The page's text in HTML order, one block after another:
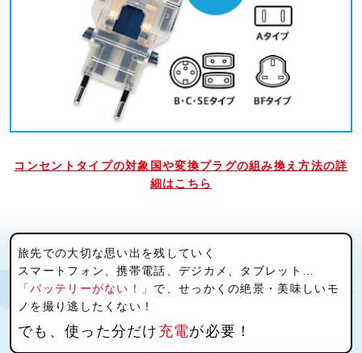
コンセントタイプの対象国や変換プラグの組み換え方法の詳
細はこちら
旅先での大切な思い出を残していく
スマートフォン、携帯電話、デジカメ、タブレット…
「バッテリーがない！」 で、せっかくの絶景・美味しいモ
ノを撮り逃したくない！
でも、使った分だけ 充電が必要！